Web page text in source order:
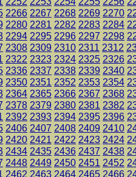
2266 2267 2268 2269 2270
2280 2281 2282 2283 2284
2294 2295 2296 2297 2298
2308 2309 2310 2311 2312
2322 2323 2324 2325 2326
2336 2337 2338 2339 2340
2350 2351 2352 2353 2354
2364 2365 2366 2367 2368
2378 2379 2380 2381 2382
2392 2393 2394 2395 2396
2406 2407 2408 2409 2410
2420 2421 2422 2423 2424
2434 2435 2436 2437 2438
2448 2449 2450 2451 2452
2462 2463 2464 2465 2466